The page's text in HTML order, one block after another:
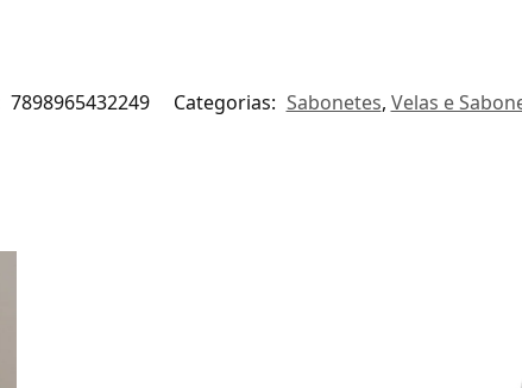
7898965432249 Categorias: Sabonetes, Velas e